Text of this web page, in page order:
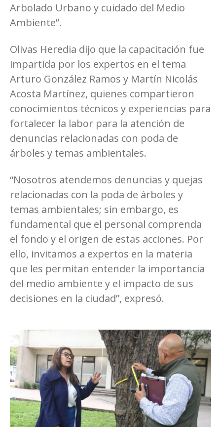
Arbolado Urbano y cuidado del Medio
Ambiente”.
Olivas Heredia dijo que la capacitación fue
impartida por los expertos en el tema
Arturo González Ramos y Martín Nicolás
Acosta Martínez, quienes compartieron
conocimientos técnicos y experiencias para
fortalecer la labor para la atención de
denuncias relacionadas con poda de
árboles y temas ambientales.
“Nosotros atendemos denuncias y quejas
relacionadas con la poda de árboles y
temas ambientales; sin embargo, es
fundamental que el personal comprenda
el fondo y el origen de estas acciones. Por
ello, invitamos a expertos en la materia
que les permitan entender la importancia
del medio ambiente y el impacto de sus
decisiones en la ciudad”, expresó.